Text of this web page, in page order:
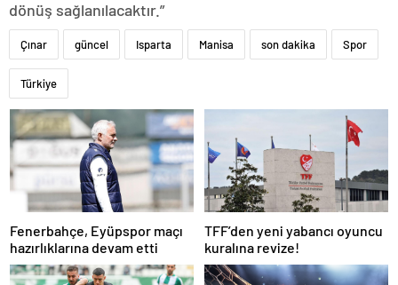
dönüş sağlanılacaktır.”
Çınar güncel Isparta Manisa son dakika Spor
Türkiye
Fenerbahçe, Eyüpspor maçı
hazırlıklarına devam etti
TFF’den yeni yabancı oyuncu
kuralına revize!